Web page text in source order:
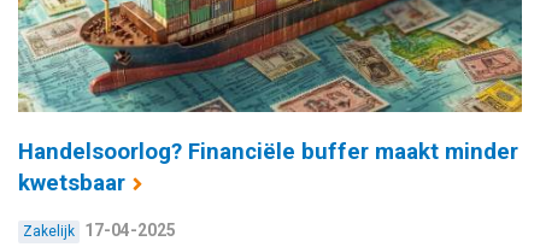
Handelsoorlog? Financiële buffer maakt minder
kwetsbaar
Zakelijk 17-04-2025